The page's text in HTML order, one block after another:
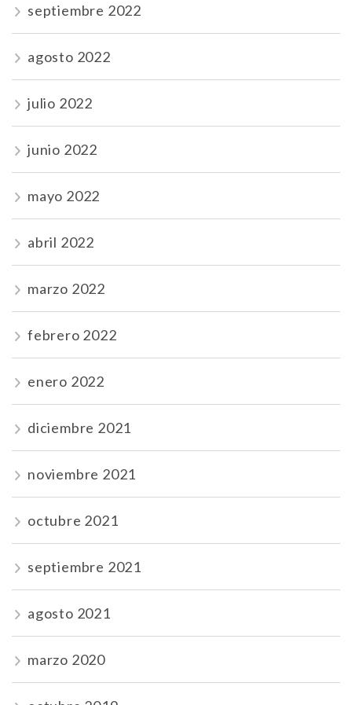
septiembre 2022
agosto 2022
julio 2022
junio 2022
mayo 2022
abril 2022
marzo 2022
febrero 2022
enero 2022
diciembre 2021
noviembre 2021
octubre 2021
septiembre 2021
agosto 2021
marzo 2020